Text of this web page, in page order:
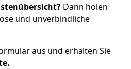
Dann holen
und unverbindliche
aus und erhalten Sie